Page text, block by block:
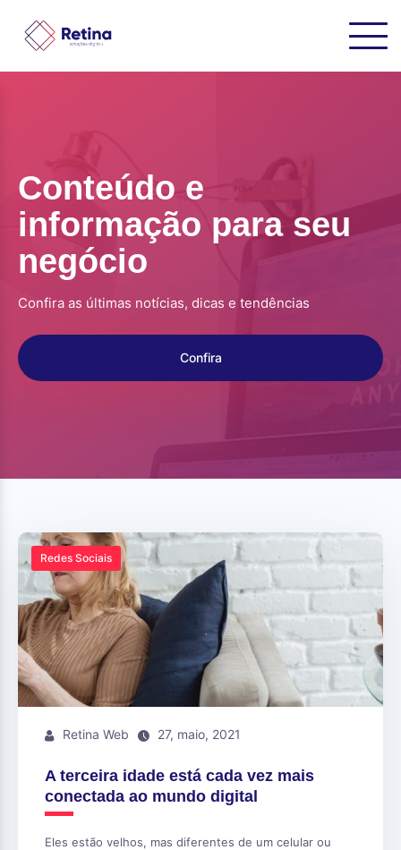
Conteúdo e
informação para seu
negócio
Confira as últimas notícias, dicas e tendências
Confira
Redes Sociais
Retina Web 27, maio, 2021
A terceira idade está cada vez mais
conectada ao mundo digital
Eles estão velhos, mas diferentes de um celular ou